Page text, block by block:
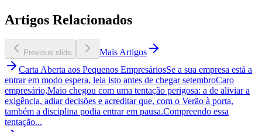
Artigos Relacionados
Previous slide
Mais Artigos
Carta Aberta aos Pequenos EmpresáriosSe a sua empresa está a
entrar em modo espera, leia isto antes de chegar setembroCaro
empresário,Maio chegou com uma tentação perigosa: a de aliviar a
exigência, adiar decisões e acreditar que, com o Verão à porta,
também a disciplina podia entrar em pausa.Compreendo essa
tentação...